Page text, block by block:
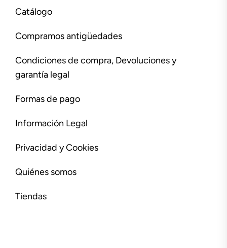
Catálogo
Compramos antigüedades
Condiciones de compra, Devoluciones y
garantía legal
Formas de pago
Información Legal
Privacidad y Cookies
Quiénes somos
Tiendas